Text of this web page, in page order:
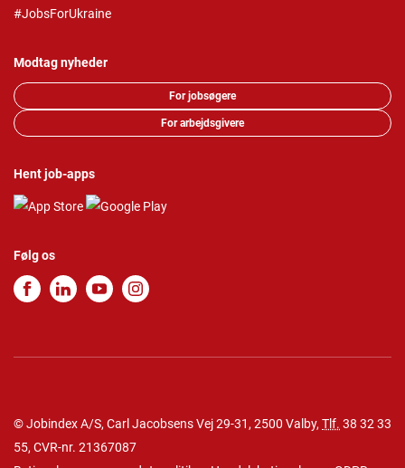
#JobsForUkraine
Modtag nyheder
For jobsøgere
For arbejdsgivere
Hent job-apps
Følg os
© Jobindex A/S, Carl Jacobsens Vej 29-31, 2500 Valby, Tlf. 38 32 33
55, CVR-nr. 21367087